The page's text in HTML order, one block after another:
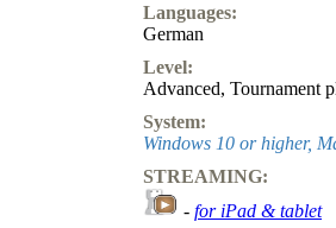
Languages:
German
Level:
Advanced, Tournament
System:
Windows 10 or higher,
STREAMING:
- for iPad & tablet